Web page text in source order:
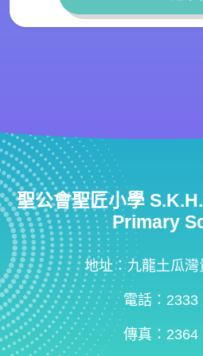
聖公會聖匠小學
Primary
地址：九龍土瓜
電話：2333
傳真：2364